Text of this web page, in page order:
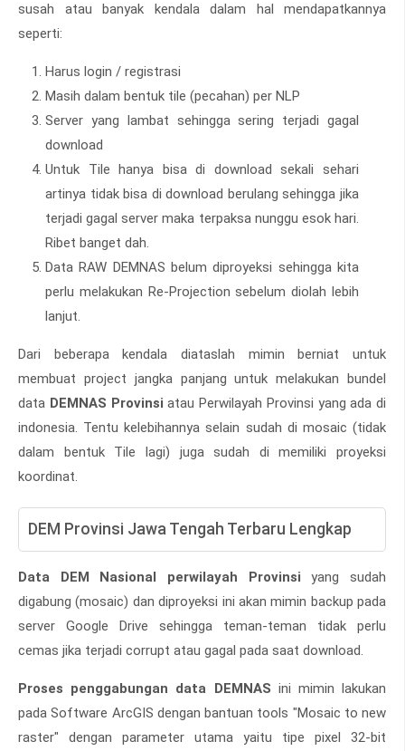
susah atau banyak kendala dalam hal mendapatkannya
seperti:
Harus login / registrasi
Masih dalam bentuk tile (pecahan) per NLP
Server yang lambat sehingga sering terjadi gagal
download
Untuk Tile hanya bisa di download sekali sehari
artinya tidak bisa di download berulang sehingga jika
terjadi gagal server maka terpaksa nunggu esok hari.
Ribet banget dah.
Data RAW DEMNAS belum diproyeksi sehingga kita
perlu melakukan Re-Projection sebelum diolah lebih
lanjut.
Dari beberapa kendala diataslah mimin berniat untuk
membuat project jangka panjang untuk melakukan bundel
data DEMNAS Provinsi atau Perwilayah Provinsi yang ada di
indonesia. Tentu kelebihannya selain sudah di mosaic (tidak
dalam bentuk Tile lagi) juga sudah di memiliki proyeksi
koordinat.
DEM Provinsi Jawa Tengah Terbaru Lengkap
Data DEM Nasional perwilayah Provinsi yang sudah
digabung (mosaic) dan diproyeksi ini akan mimin backup pada
server Google Drive sehingga teman-teman tidak perlu
cemas jika terjadi corrupt atau gagal pada saat download.
Proses penggabungan data DEMNAS ini mimin lakukan
pada Software ArcGIS dengan bantuan tools "Mosaic to new
raster" dengan parameter utama yaitu tipe pixel 32-bit